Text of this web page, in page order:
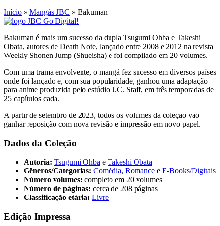
Início » Mangás JBC » Bakuman
Bakuman é mais um sucesso da dupla Tsugumi Ohba e Takeshi
Obata, autores de Death Note, lançado entre 2008 e 2012 na revista
Weekly Shonen Jump (Shueisha) e foi compilado em 20 volumes.
Com uma trama envolvente, o mangá fez sucesso em diversos países
onde foi lançado e, com sua popularidade, ganhou uma adaptação
para anime produzida pelo estúdio J.C. Staff, em três temporadas de
25 capítulos cada.
A partir de setembro de 2023, todos os volumes da coleção vão
ganhar reposição com nova revisão e impressão em novo papel.
Dados da Coleção
Autoria: Tsugumi Ohba e Takeshi Obata
Gêneros/Categorias: Comédia, Romance e E-Books/Digitais
Número volumes: completo em 20 volumes
Número de páginas: cerca de 208 páginas
Classificação etária: Livre
Edição Impressa